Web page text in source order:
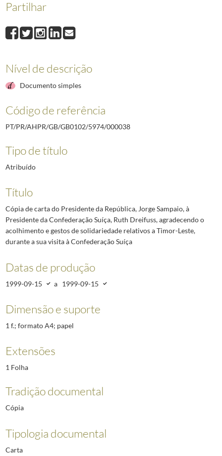
000040Cópia de carta do Presidente da República, Jorge Sampaio, ao
000041Cópia de carta do Presidente da República, Jorge Sampaio, ao
000043
Cópia de carta do Presidente da República, Jorge Sampaio, à
000292 Cópia de carta do Presidente da República, Jorge Sampaio, à
Partilhar
Nível de descrição
Documento simples
Código de referência
PT/PR/AHPR/GB/GB0102/5974/000038
Tipo de título
Atribuído
Título
Cópia de carta do Presidente da República, Jorge Sampaio, à
Presidente da Confederação Suíça, Ruth Dreifuss, agradecendo o
acolhimento e gestos de solidariedade relativos a Timor-Leste,
durante a sua visita à Confederação Suíça
Datas de produção
1999-09-15 a 1999-09-15
Dimensão e suporte
1 f.; formato A4; papel
Extensões
1 Folha
Tradição documental
Cópia
Tipologia documental
Carta